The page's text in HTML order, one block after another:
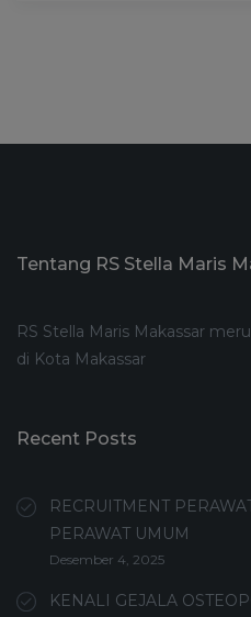
Tentang RS Stella Maris
RS Stella Maris Makassar
di Kota Makassar
Recent Posts
RECRUITMENT
PERAWAT UMUM
Desember 4, 2025
KENALI GEJALA